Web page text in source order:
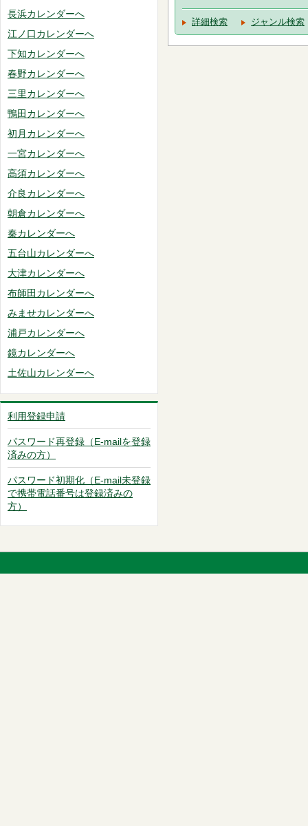
長浜カレンダーへ
江ノ口カレンダーへ
下知カレンダーへ
春野カレンダーへ
三里カレンダーへ
鴨田カレンダーへ
初月カレンダーへ
一宮カレンダーへ
高須カレンダーへ
介良カレンダーへ
朝倉カレンダーへ
秦カレンダーへ
五台山カレンダーへ
大津カレンダーへ
布師田カレンダーへ
みませカレンダーへ
浦戸カレンダーへ
鏡カレンダーへ
土佐山カレンダーへ
利用登録申請
パスワード再登録（E-mailを登録
済みの方）
パスワード初期化（E-mail未登録
で携帯電話番号は登録済みの
方）
詳細検索 ジャンル検索